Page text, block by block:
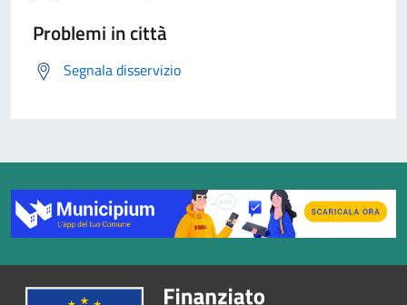
Problemi in città
Segnala disservizio